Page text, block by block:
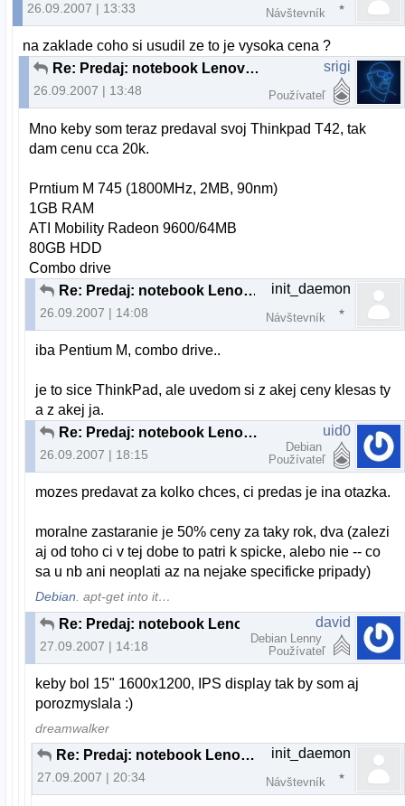
26.09.2007 | 13:33 Návštevník
na zaklade coho si usudil ze to je vysoka cena ?
Re: Predaj: notebook Lenovo 3000 C200
26.09.2007 | 13:48
srigi
Používateľ
Mno keby som teraz predaval svoj Thinkpad T42, tak
dam cenu cca 20k.
Prntium M 745 (1800MHz, 2MB, 90nm)
1GB RAM
ATI Mobility Radeon 9600/64MB
80GB HDD
Combo drive
Re: Predaj: notebook Lenovo 3000 C200
26.09.2007 | 14:08
init_daemon
Návštevník
iba Pentium M, combo drive..
je to sice ThinkPad, ale uvedom si z akej ceny klesas ty
a z akej ja.
Re: Predaj: notebook Lenovo 3000 C200
26.09.2007 | 18:15
uid0
Debian
Používateľ
mozes predavat za kolko chces, ci predas je ina otazka.
moralne zastaranie je 50% ceny za taky rok, dva (zalezi
aj od toho ci v tej dobe to patri k spicke, alebo nie -- co
sa u nb ani neoplati az na nejake specificke pripady)
Debian . apt-get into it…
27.09.2007 | 14:18
david
Debian Lenny
Používateľ
keby bol 15" 1600x1200, IPS display tak by som aj
porozmyslala :)
dreamwalker
Re: Predaj: notebook Lenovo 3000 C200
27.09.2007 | 20:34
init_daemon
Návštevník